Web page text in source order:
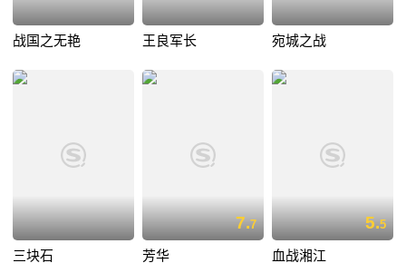
战国之无艳 王良军长 宛城之战
三块石
7.7
芳华
5.5
血战湘江